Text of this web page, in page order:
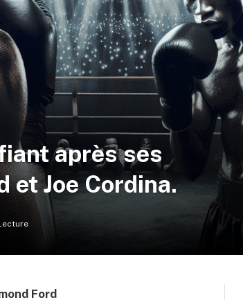
après ses
et Joe Cordina.
Ford